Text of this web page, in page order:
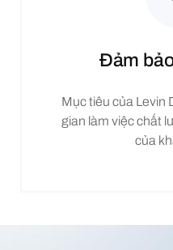
Đảm
Mục tiêu của Levin
gian làm việc chất
của